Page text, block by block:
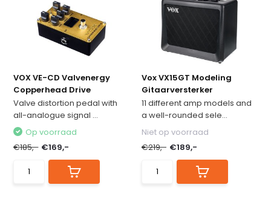
VOX VE-CD Valvenergy
Copperhead Drive
Valve distortion pedal with
all-analogue signal ...
Op voorraad
€185,- €169,-
Vox VX15GT Modeling
Gitaarversterker
11 different amp models and
a well-rounded sele...
Niet op voorraad
€219,- €189,-